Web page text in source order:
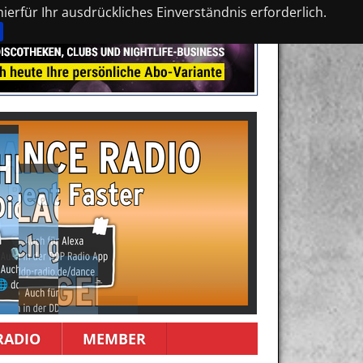
Ihr ausdrückliches Einverständnis erforderlich.
MEMBER